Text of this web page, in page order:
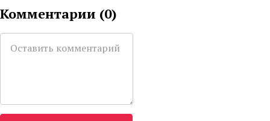
Комментарии (0)